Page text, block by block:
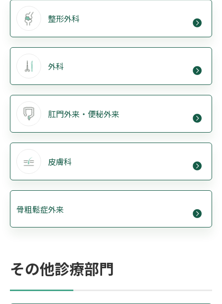
整形外科
外科
肛門外来・便秘外来
皮膚科
骨粗鬆症外来
その他診療部門